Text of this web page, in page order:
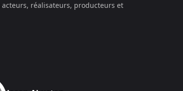
réalisateurs, producteurs et